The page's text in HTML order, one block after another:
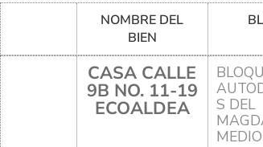
NOMBRE DEL
BIEN
CASA CALLE
9B NO. 11-19
ECOALDEA
S DEL